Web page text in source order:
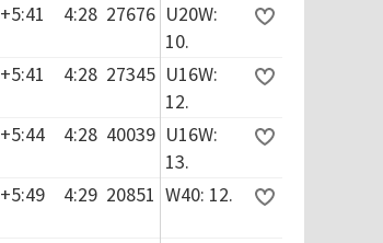
+5:41 4:28 27676 U20W:
10.
+5:41 4:28 27345 U16W:
12.
+5:44 4:28 40039 U16W:
13.
+5:49 4:29 20851 W40: 12.